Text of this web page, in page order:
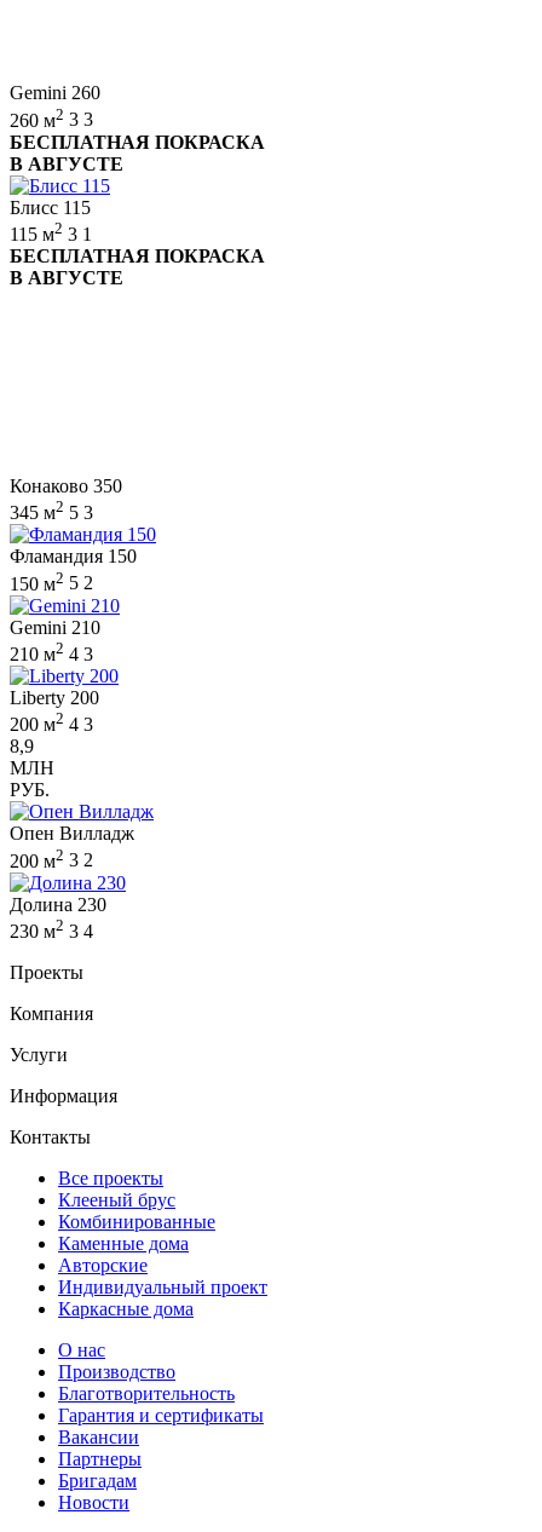
Gemini 260
260 м2 3 3
БЕСПЛАТНАЯ ПОКРАСКА
В АВГУСТЕ
Блисс 115
115 м2 3 1
БЕСПЛАТНАЯ ПОКРАСКА
В АВГУСТЕ
Конаково 350
345 м2 5 3
Фламандия 150
150 м2 5 2
Gemini 210
210 м2 4 3
Liberty 200
200 м2 4 3
8,9
МЛН
РУБ.
Опен Вилладж
200 м2 3 2
Долина 230
230 м2 3 4
Проекты
Компания
Услуги
Информация
Контакты
Все проекты
Клееный брус
Комбинированные
Каменные дома
Авторские
Индивидуальный проект
Каркасные дома
О нас
Производство
Благотворительность
Гарантия и сертификаты
Вакансии
Партнеры
Бригадам
Новости